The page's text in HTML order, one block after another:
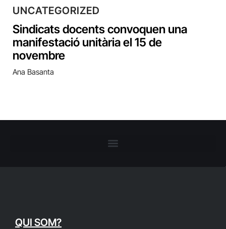
UNCATEGORIZED
Sindicats docents convoquen una
manifestació unitària el 15 de
novembre
Ana Basanta
QUI SOM?